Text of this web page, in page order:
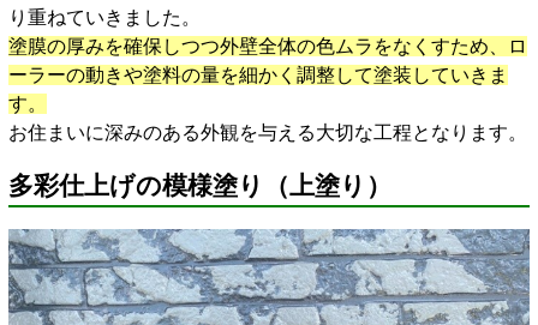
り重ねていきました。
塗膜の厚みを確保しつつ外壁全体の色ムラをなくすため、ロ
ーラーの動きや塗料の量を細かく調整して塗装していきま
す。
お住まいに深みのある外観を与える大切な工程となります。
多彩仕上げの模様塗り（上塗り）